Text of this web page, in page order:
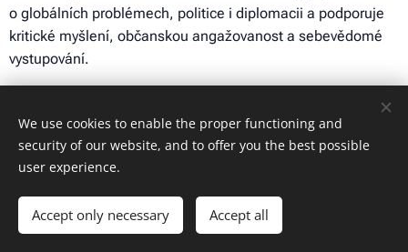
o globálních problémech, politice i diplomacii a podporuje
kritické myšlení, občanskou angažovanost a sebevědomé
vystupování.
We use cookies to enable the proper functioning and
security of our website, and to offer you the best possible
user experience.
Accept only necessary Accept all